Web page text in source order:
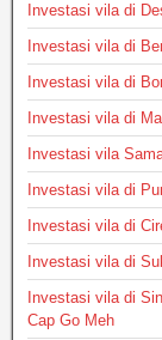
Investasi vila di
Investasi vila di
Investasi vila di
Investasi vila di
Investasi vila
Investasi vila di
Investasi vila di
Investasi vila di
Investasi vila di
Cap Go Meh